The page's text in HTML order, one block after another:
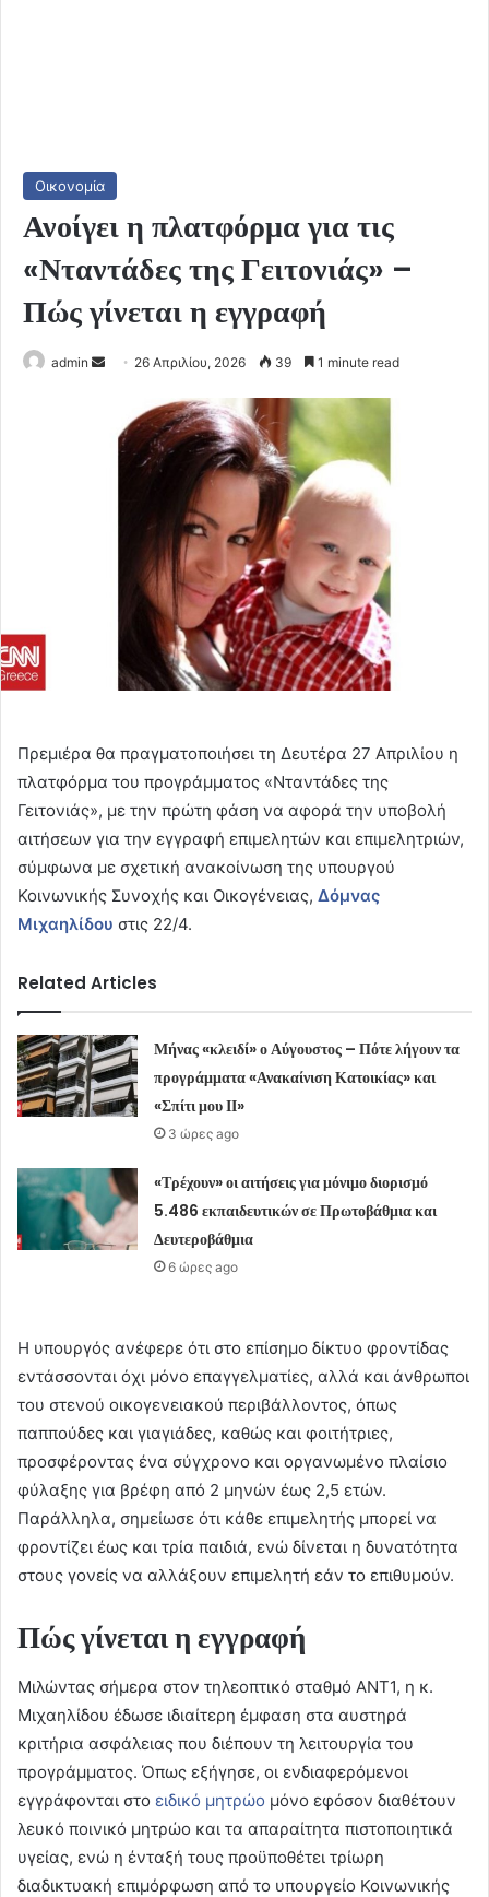
Οικονομία
Ανοίγει η πλατφόρμα για τις
«Νταντάδες της Γειτονιάς» –
Πώς γίνεται η εγγραφή
admin
Send 26 Απριλίου, 2026 39 1 minute read
Πρεμιέρα θα πραγματοποιήσει τη Δευτέρα 27 Απριλίου η
πλατφόρμα του προγράμματος «Νταντάδες της
Γειτονιάς», με την πρώτη φάση να αφορά την υποβολή
αιτήσεων για την εγγραφή επιμελητών και επιμελητριών,
σύμφωνα με σχετική ανακοίνωση της υπουργού
Κοινωνικής Συνοχής και Οικογένειας, Δόμνας
Μιχαηλίδου στις 22/4.
Related Articles
Μήνας «κλειδί» ο Αύγουστος – Πότε λήγουν τα
προγράμματα «Ανακαίνιση Κατοικίας» και
«Σπίτι μου ΙΙ»
3 ώρες ago
«Τρέχουν» οι αιτήσεις για μόνιμο διορισμό
5.486 εκπαιδευτικών σε Πρωτοβάθμια και
Δευτεροβάθμια
6 ώρες ago
Η υπουργός ανέφερε ότι στο επίσημο δίκτυο φροντίδας
εντάσσονται όχι μόνο επαγγελματίες, αλλά και άνθρωποι
του στενού οικογενειακού περιβάλλοντος, όπως
παππούδες και γιαγιάδες, καθώς και φοιτήτριες,
προσφέροντας ένα σύγχρονο και οργανωμένο πλαίσιο
φύλαξης για βρέφη από 2 μηνών έως 2,5 ετών.
Παράλληλα, σημείωσε ότι κάθε επιμελητής μπορεί να
φροντίζει έως και τρία παιδιά, ενώ δίνεται η δυνατότητα
στους γονείς να αλλάξουν επιμελητή εάν το επιθυμούν.
Πώς γίνεται η εγγραφή
Μιλώντας σήμερα στον τηλεοπτικό σταθμό ΑΝΤ1, η κ.
Μιχαηλίδου έδωσε ιδιαίτερη έμφαση στα αυστηρά
κριτήρια ασφάλειας που διέπουν τη λειτουργία του
προγράμματος. Όπως εξήγησε, οι ενδιαφερόμενοι
εγγράφονται στο ειδικό μητρώο μόνο εφόσον διαθέτουν
λευκό ποινικό μητρώο και τα απαραίτητα πιστοποιητικά
υγείας, ενώ η ένταξή τους προϋποθέτει τρίωρη
διαδικτυακή επιμόρφωση από το υπουργείο Κοινωνικής